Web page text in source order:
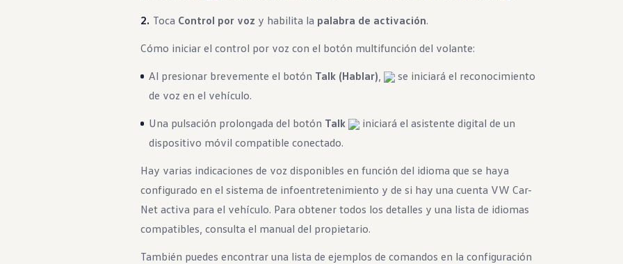
Toca Control por voz y habilita la palabra de activación.
Cómo iniciar el control por voz con el botón multifunción del volante:
Al presionar brevemente el botón Talk (Hablar),
se iniciará el reconocimiento
de voz en el vehículo.
Una pulsación prolongada del botón Talk
iniciará el asistente digital de un
dispositivo móvil compatible conectado.
Hay varias indicaciones de voz disponibles en función del idioma que se haya
configurado en el sistema de infoentretenimiento y de si hay una cuenta VW Car-
Net activa para el vehículo. Para obtener todos los detalles y una lista de idiomas
compatibles, consulta el manual del propietario.
También puedes encontrar una lista de ejemplos de comandos en la configuración